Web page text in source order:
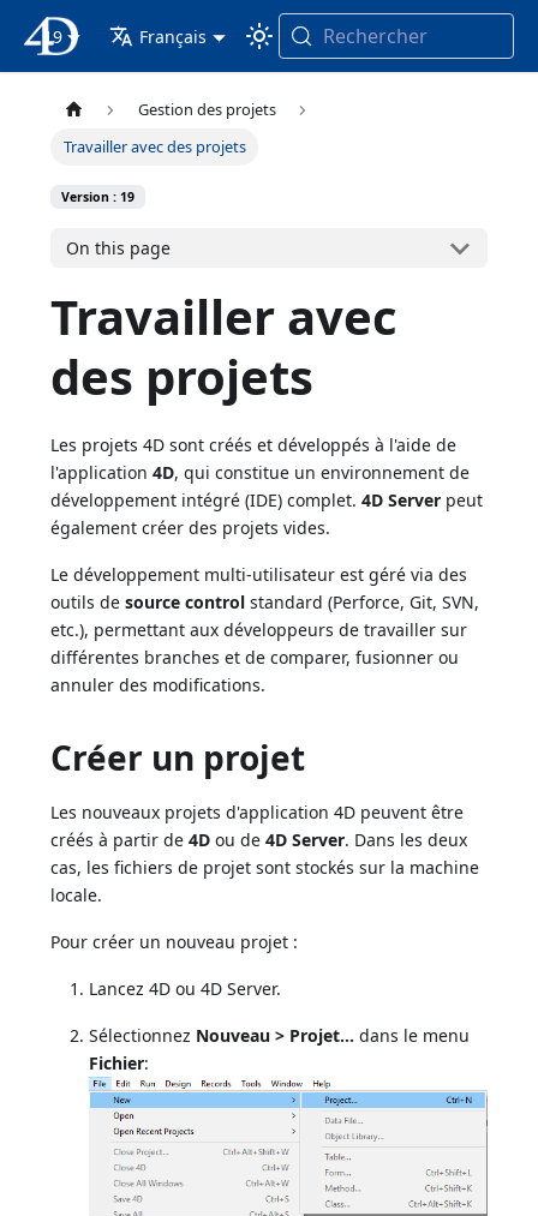
4D Documentation
19 Français Rechercher
Gestion des projets
Travailler avec des projets
Version : 19
On this page
Travailler avec
des projets
Les projets 4D sont créés et développés à l'aide de
l'application4D, qui constitue un environnement de
développement intégré (IDE) complet.4D Server peut
également créer des projets vides.
Le développement multi-utilisateur est géré via des
outils desource control standard (Perforce, Git, SVN,
etc.), permettant aux développeurs de travailler sur
différentes branches et de comparer, fusionner ou
annuler des modifications.
Créer un projet
Les nouveaux projets d'application 4D peuvent être
créés à partir de4D ou de4D Server. Dans les deux
cas, les fichiers de projet sont stockés sur la machine
locale.
Pour créer un nouveau projet :
Lancez 4D ou 4D Server.
Sélectionnez Nouveau > Projet... dans le menu
Fichier: